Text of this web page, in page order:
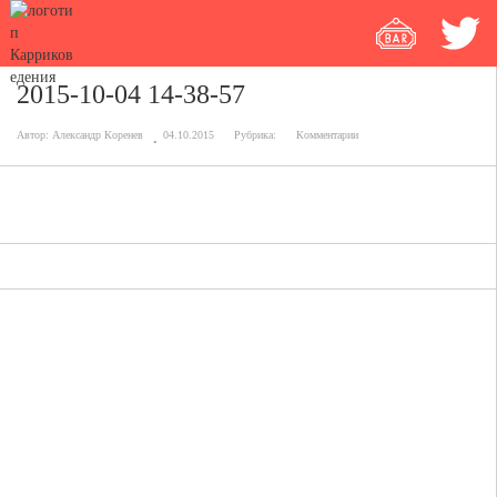
2015-10-04 14-38-57
Автор: Александр Коренев 04.10.2015 Рубрика: Комментарии